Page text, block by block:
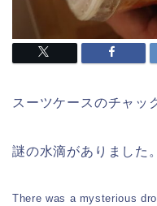
スーツケースのチャッ
謎の水滴がありました。
There was a mysterious